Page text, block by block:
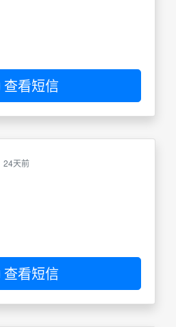
查看短信
24天前
查看短信